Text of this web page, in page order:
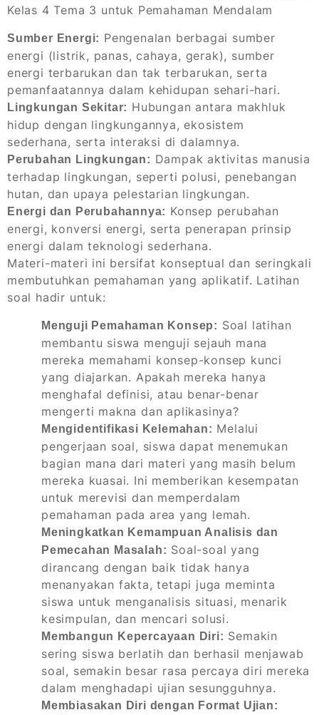
Sumber Energi: Pengenalan berbagai sumber
energi (listrik, panas, cahaya, gerak), sumber
energi terbarukan dan tak terbarukan, serta
pemanfaatannya dalam kehidupan sehari-hari.
Lingkungan Sekitar: Hubungan antara makhluk
hidup dengan lingkungannya, ekosistem
sederhana, serta interaksi di dalamnya.
Perubahan Lingkungan: Dampak aktivitas manusia
terhadap lingkungan, seperti polusi, penebangan
hutan, dan upaya pelestarian lingkungan.
Energi dan Perubahannya: Konsep perubahan
energi, konversi energi, serta penerapan prinsip
energi dalam teknologi sederhana.
Materi-materi ini bersifat konseptual dan seringkali
membutuhkan pemahaman yang aplikatif. Latihan
soal hadir untuk:
Menguji Pemahaman Konsep: Soal latihan
membantu siswa menguji sejauh mana
mereka memahami konsep-konsep kunci
yang diajarkan. Apakah mereka hanya
menghafal definisi, atau benar-benar
mengerti makna dan aplikasinya?
Mengidentifikasi Kelemahan: Melalui
pengerjaan soal, siswa dapat menemukan
bagian mana dari materi yang masih belum
mereka kuasai. Ini memberikan kesempatan
untuk merevisi dan memperdalam
pemahaman pada area yang lemah.
Meningkatkan Kemampuan Analisis dan
Pemecahan Masalah: Soal-soal yang
dirancang dengan baik tidak hanya
menanyakan fakta, tetapi juga meminta
siswa untuk menganalisis situasi, menarik
kesimpulan, dan mencari solusi.
Membangun Kepercayaan Diri: Semakin
sering siswa berlatih dan berhasil menjawab
soal, semakin besar rasa percaya diri mereka
dalam menghadapi ujian sesungguhnya.
Membiasakan Diri dengan Format Ujian: